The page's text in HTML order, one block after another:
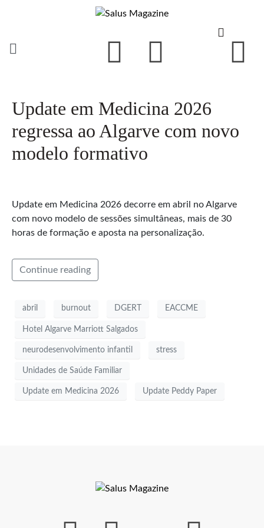
Update em Medicina 2026
regressa ao Algarve com novo
modelo formativo
Update em Medicina 2026 decorre em abril no Algarve
com novo modelo de sessões simultâneas, mais de 30
horas de formação e aposta na personalização.
Continue reading
abril burnout DGERT EACCME
Hotel Algarve Marriott Salgados
neurodesenvolvimento infantil stress
Unidades de Saúde Familiar
Update em Medicina 2026 Update Peddy Paper